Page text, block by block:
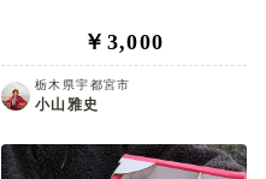
￥3,000
栃木県宇都宮市
小山雅史